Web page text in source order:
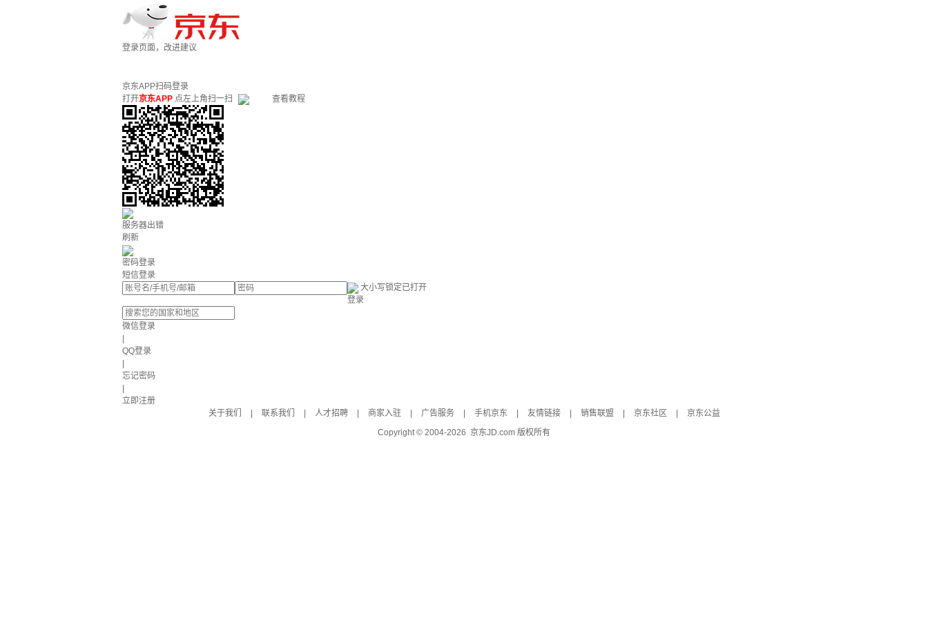
登录页面，改进建议
京东APP扫码登录
打开京东APP 点左上角扫一扫 查看教程
服务器出错
刷新
密码登录
短信登录
大小写锁定已打开
登录
微信登录
QQ登录
忘记密码
立即注册
关于我们
联系我们 人才招聘 商家入驻 广告服务 手机京东 友情链接 销售联盟 京东社区
京东公益
Copyright © 2004-2026 京东JD.com 版权所有